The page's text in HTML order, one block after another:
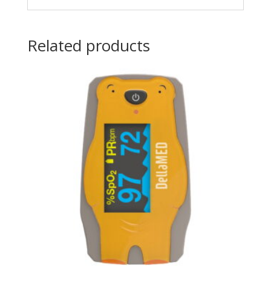
Related products